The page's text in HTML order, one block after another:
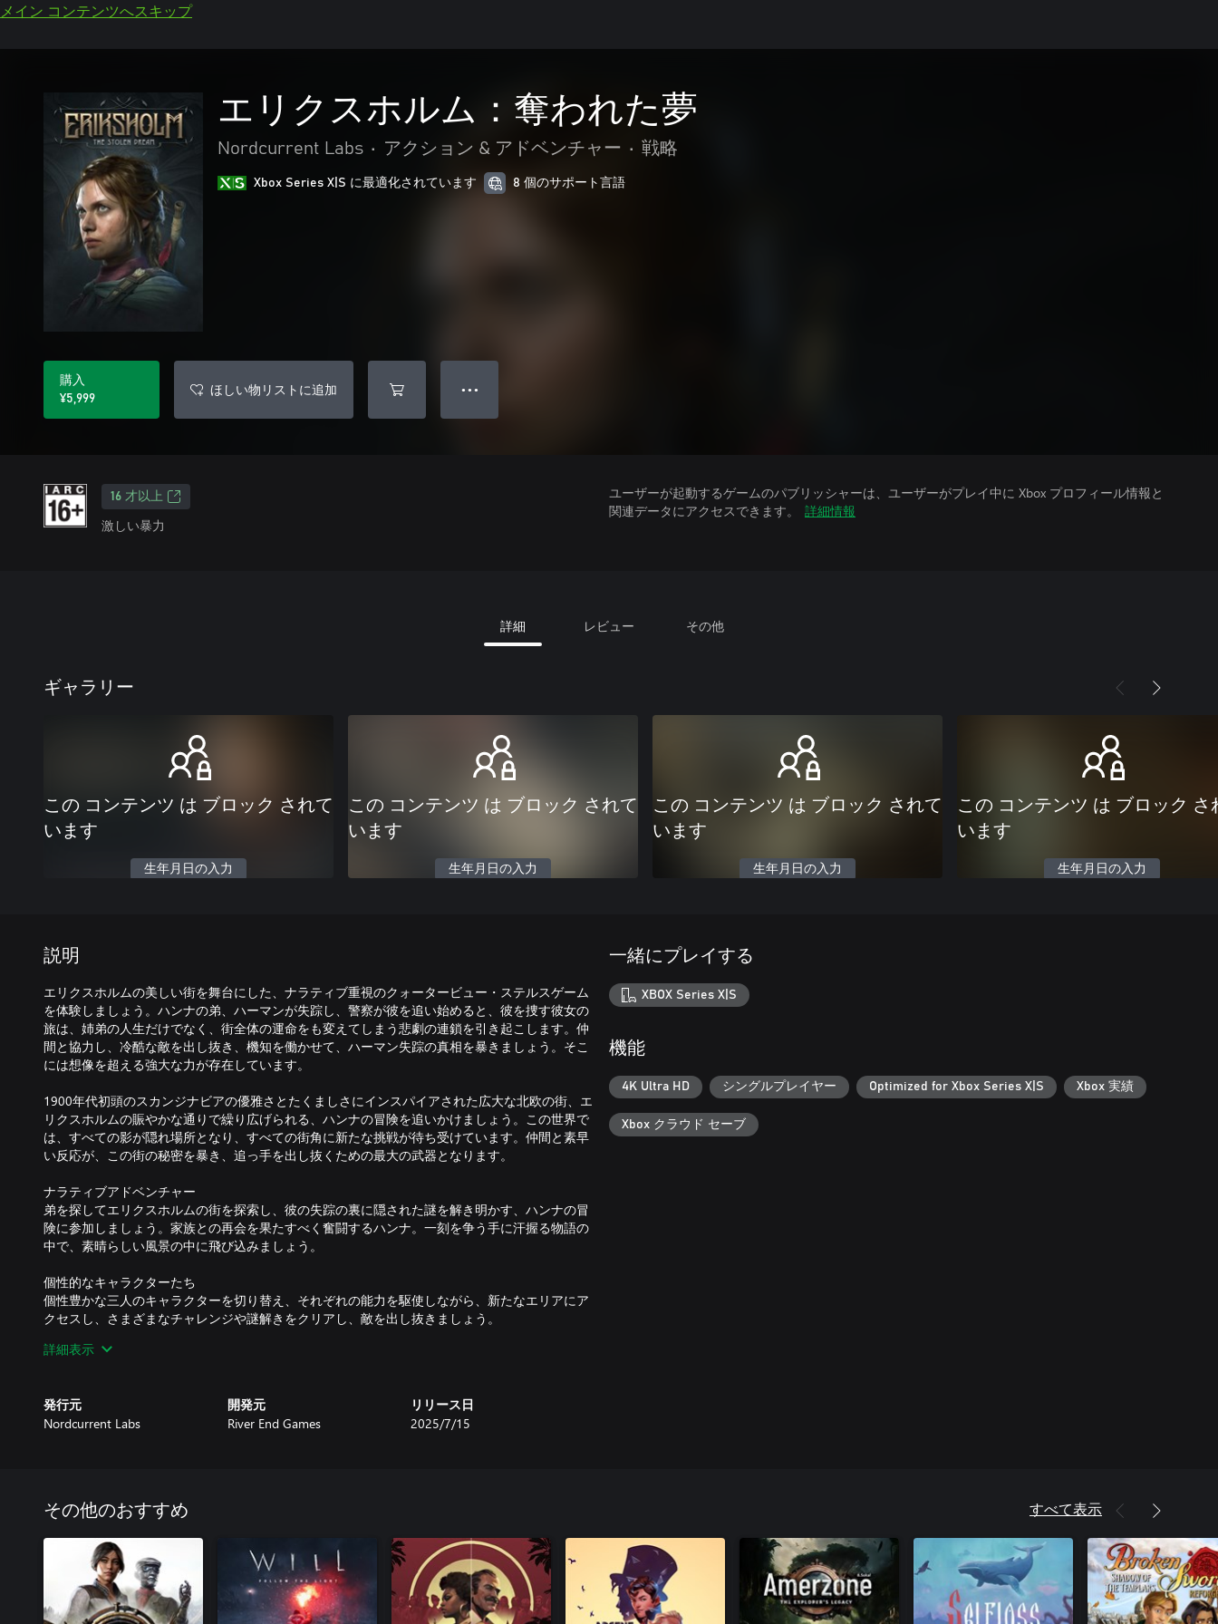
メイン コンテンツへスキップ
エリクスホルム：奪われた夢
Nordcurrent Labs • アクション & アドベンチャー • 戦略
Xbox Series X|S に最適化されています 8 個のサポート言語
購入
¥5,999
ほしい物リストに追加 ● ● ●
16 才以上
激しい暴力
ユーザーが起動するゲームのパブリッシャーは、ユーザーがプレイ中に Xbox プロフィール情報と
関連データにアクセスできます。
詳細情報
詳細 レビュー その他
ギャラリー
この コンテンツ は ブロック されて
います
生年月日の入力
この コンテンツ は ブロック されて
います
生年月日の入力
この コンテンツ は ブロック されて
います
生年月日の入力
この コンテンツ は ブロック さ
います
生年月日の入力
説明
エリクスホルムの美しい街を舞台にした、ナラティブ重視のクォータービュー・ステルスゲーム
を体験しましょう。ハンナの弟、ハーマンが失踪し、警察が彼を追い始めると、彼を捜す彼女の
旅は、姉弟の人生だけでなく、街全体の運命をも変えてしまう悲劇の連鎖を引き起こします。仲
間と協力し、冷酷な敵を出し抜き、機知を働かせて、ハーマン失踪の真相を暴きましょう。そこ
には想像を超える強大な力が存在しています。
1900年代初頭のスカンジナビアの優雅さとたくましさにインスパイアされた広大な北欧の街、エ
リクスホルムの賑やかな通りで繰り広げられる、ハンナの冒険を追いかけましょう。この世界で
は、すべての影が隠れ場所となり、すべての街角に新たな挑戦が待ち受けています。仲間と素早
い反応が、この街の秘密を暴き、追っ手を出し抜くための最大の武器となります。
ナラティブアドベンチャー
弟を探してエリクスホルムの街を探索し、彼の失踪の裏に隠された謎を解き明かす、ハンナの冒
険に参加しましょう。家族との再会を果たすべく奮闘するハンナ。一刻を争う手に汗握る物語の
中で、素晴らしい風景の中に飛び込みましょう。
個性的なキャラクターたち
個性豊かな三人のキャラクターを切り替え、それぞれの能力を駆使しながら、新たなエリアにア
クセスし、さまざまなチャレンジや謎解きをクリアし、敵を出し抜きましょう。
戦略的なゲームプレイ
て敵に発見されないようにしましょう。
詳細表示
発行元
Nordcurrent Labs
開発元
River End Games
リリース日
2025/7/15
一緒にプレイする
XBOX Series X|S
機能
4K Ultra HD シングルプレイヤー Optimized for Xbox Series X|S Xbox 実績
Xbox クラウド セーブ
その他のおすすめ すべて表示